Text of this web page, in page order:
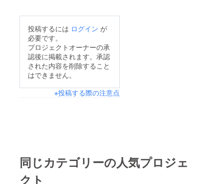
投稿するには ログイン が
必要です。
プロジェクトオーナーの承
認後に掲載されます。承認
された内容を削除すること
はできません。
※投稿する際の注意点
同じカテゴリーの人気プロジェ
クト